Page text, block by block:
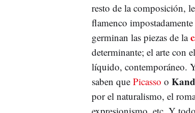
resto de la composición,
flamenco
germinan las piezas de la
determinante; el arte con
líquido, contemporáneo.
saben que Picasso o
por el naturalismo, el